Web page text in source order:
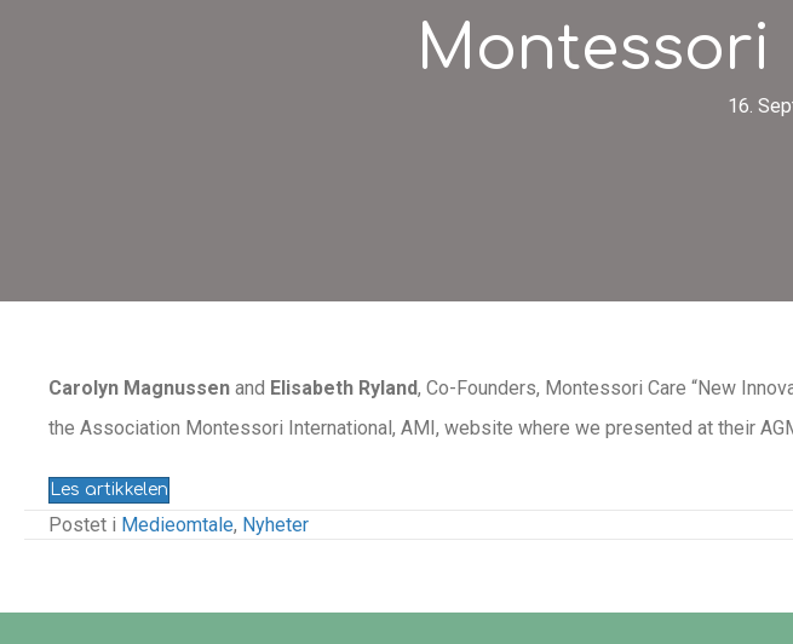
Montessori
16.
Carolyn Magnussen and Elisabeth Ryland, Co-Founders, Montessori Care “New
the Association Montessori International, AMI, website where we presented at their
Les artikkelen
Postet i Medieomtale, Nyheter